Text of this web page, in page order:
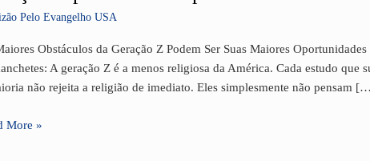
Pelo Evangelho USA
Obstáculos da Geração Z Podem Ser Suas Maiores
A geração Z é a menos religiosa da América. Cada estudo que
não rejeita a religião de imediato. Eles simplesmente não pensam
More »